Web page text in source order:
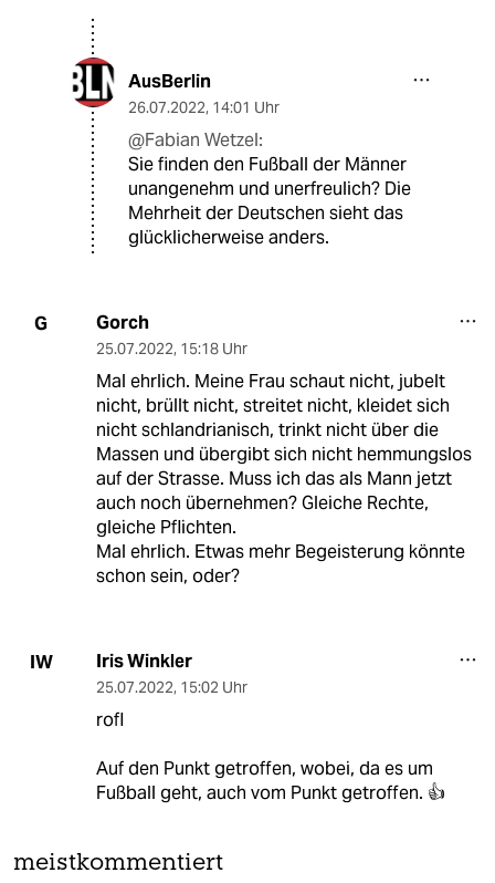
AusBerlin
26.07.2022, 14:01 Uhr
@Fabian Wetzel:
Sie finden den Fußball der Männer
unangenehm und unerfreulich? Die
Mehrheit der Deutschen sieht das
glücklicherweise anders.
G Gorch
25.07.2022, 15:18 Uhr
Mal ehrlich. Meine Frau schaut nicht, jubelt
nicht, brüllt nicht, streitet nicht, kleidet sich
nicht schlandrianisch, trinkt nicht über die
Massen und übergibt sich nicht hemmungslos
auf der Strasse. Muss ich das als Mann jetzt
auch noch übernehmen? Gleiche Rechte,
gleiche Pflichten.
Mal ehrlich. Etwas mehr Begeisterung könnte
schon sein, oder?
IW Iris Winkler
25.07.2022, 15:02 Uhr
rofl
Auf den Punkt getroffen, wobei, da es um
Fußball geht, auch vom Punkt getroffen. 👍
meistkommentiert